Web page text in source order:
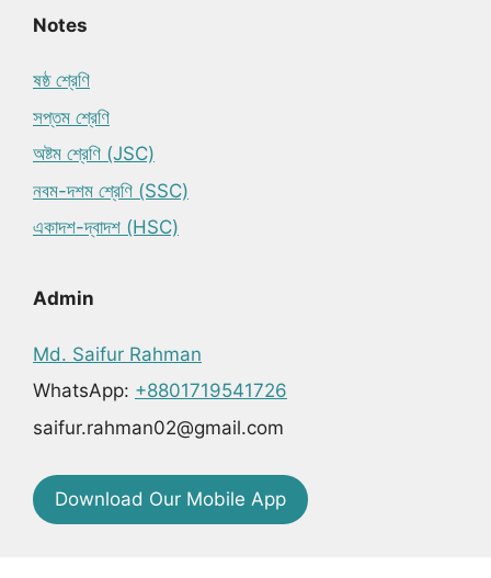
Notes
ষষ্ঠ শ্রেণি
সপ্তম শ্রেণি
অষ্টম শ্রেণি (JSC)
নবম-দশম শ্রেণি (SSC)
একাদশ-দ্বাদশ (HSC)
Admin
Md. Saifur Rahman
WhatsApp: +8801719541726
saifur.rahman02@gmail.com
Download Our Mobile App